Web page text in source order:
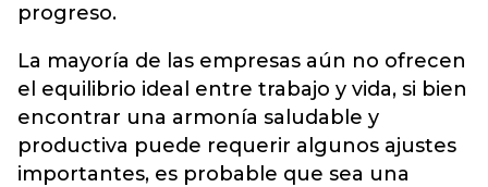
progreso.
La mayoría de las empresas aún no ofrecen
el equilibrio ideal entre trabajo y vida, si bien
encontrar una armonía saludable y
productiva puede requerir algunos ajustes
importantes, es probable que sea una